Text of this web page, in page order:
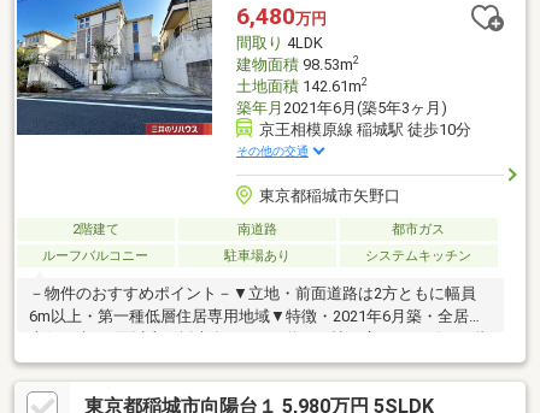
6,480万円
間取り 4LDK
建物面積98.53m2
土地面積142.61m2
築年月 2021年6月(築5年3ヶ月)
京王相模原線 稲城駅 徒歩10分
その他の交通
東京都稲城市矢野口
2階建て 南道路
都市ガス
ルーフバルコニー
駐車場あり システムキッチン
－物件のおすすめポイント－▼立地・前面道路は2方ともに幅員
6m以上・第一種低層住居専用地域▼特徴・2021年6月築・全居室
南側を含む2面以上の採光有・LDKは約17.5帖の広さ・リビング階
段採用・土間収納・WIC等の収納付・駐車場有(車種による)▼設
備・エネファーム・床暖房(LD)・食洗機・1616サイズ浴室、暖房
乾燥機付※ルーフバルコニー約9.3平米※南山東部地区地区計画、稲
東京都稲城市向陽台１ 5,980万円 5SLDK